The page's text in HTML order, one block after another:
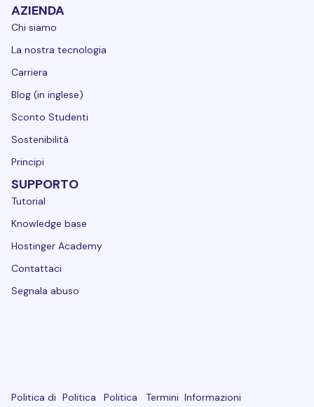
AZIENDA
Chi siamo
La nostra tecnologia
Carriera
Blog (in inglese)
Sconto Studenti
Sostenibilità
Principi
SUPPORTO
Tutorial
Knowledge base
Hostinger Academy
Contattaci
Segnala abuso
Politica di Politica
Politica
Termini Informazioni